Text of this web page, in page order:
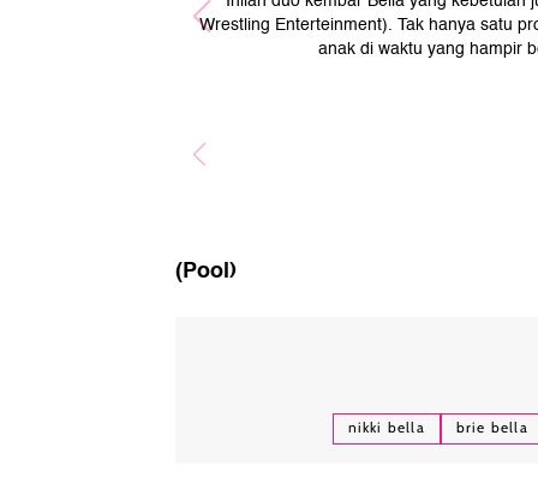
Wrestling Enterteinment). Tak hanya satu
anak di waktu yang hampir
(Pool)
nikki bella brie bella